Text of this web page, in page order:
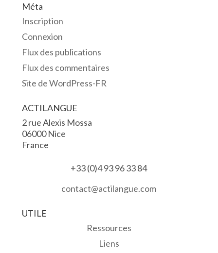
Méta
Inscription
Connexion
Flux des publications
Flux des commentaires
Site de WordPress-FR
ACTILANGUE
2 rue Alexis Mossa
06000 Nice
France
+33 (0)4 93 96 33 84
contact@actilangue.com
UTILE
Ressources
Liens